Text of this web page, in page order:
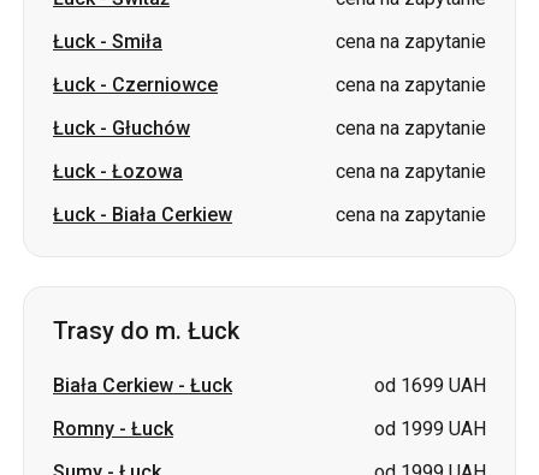
Łuck- Smiła
cena na zapytanie
Łuck- Czerniowce
cena na zapytanie
Łuck- Głuchów
cena na zapytanie
Łuck- Łozowa
cena na zapytanie
Łuck- Biała Cerkiew cena na zapytanie
Trasy do m. Łuck
Biała Cerkiew - Łuck
od 1699 UAH
Romny - Łuck
od 1999 UAH